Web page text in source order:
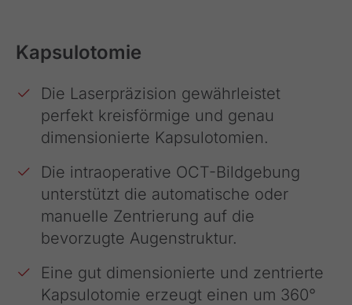
Kapsulotomie
Die Laserpräzision gewährleistet
perfekt kreisförmige und genau
dimensionierte Kapsulotomien.
Die intraoperative OCT-Bildgebung
unterstützt die automatische oder
manuelle Zentrierung auf die
bevorzugte Augenstruktur.
Eine gut dimensionierte und zentrierte
Kapsulotomie erzeugt einen um 360°